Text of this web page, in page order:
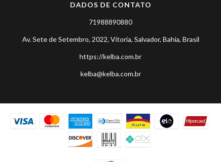
DADOS DE CONTATO
71988890880
Av. Sete de Setembro, 2022, Vitoria, Salvador, Bahia, Brasil
https://kelba.com.br
kelba@kelba.com.br